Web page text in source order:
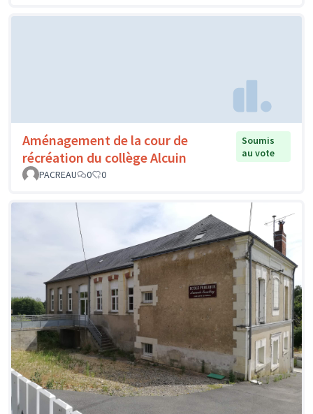
Aménagement de la cour de
récréation du collège Alcuin
Soumis
au vote
PACREAU
0 0